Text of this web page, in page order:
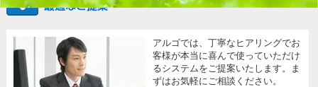
アルゴでは、丁寧なヒアリングでお
客様が本当に喜んで使っていただけ
るシステムをご提案いたします。ま
ずはお気軽にご相談ください。